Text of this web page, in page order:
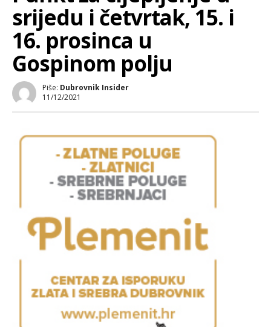
srijedu i četvrtak, 15. i
16. prosinca u
Gospinom polju
Piše: Dubrovnik Insider
11/12/2021